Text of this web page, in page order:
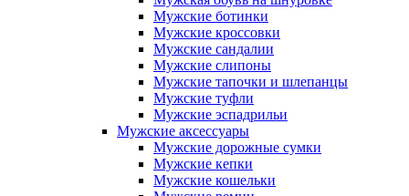
Мужские ботинки
Мужские кроссовки
Мужские сандалии
Мужские слипоны
Мужские тапочки и шлепанцы
Мужские туфли
Мужские эспадрильи
Мужские аксессуары
Мужские дорожные сумки
Мужские кепки
Мужские кошельки